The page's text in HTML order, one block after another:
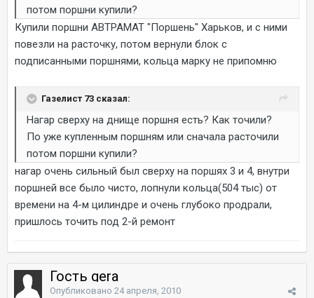
потом поршни купили?
Купили поршни АВТРАМАТ "Поршень" Харьков, и с ними
повезли на расточку, потом вернули блок с
подписанными поршнями, кольца марку не припомню
Газелист 73 сказал:
Нагар сверху на днище поршня есть? Как точили?
По уже купленным поршням или сначала расточили
потом поршни купили?
нагар очень сильный был сверху на поршях 3 и 4, внутри
поршней все было чисто, лопнули кольца(504 тыс) от
времени на 4-м цилиндре и очень глубоко продрали,
пришлось точить под 2-й ремонт
Гость gera
Опубликовано 24 апреля, 2010